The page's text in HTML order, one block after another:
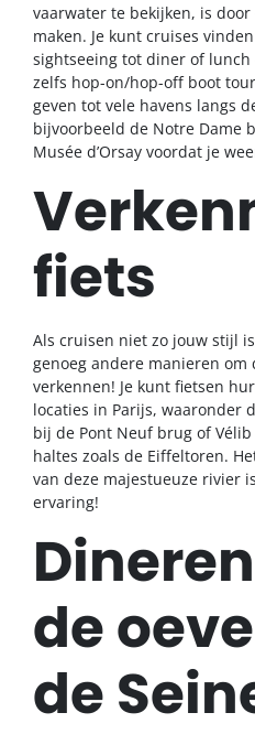
vaarwater te bekijken, is
maken. Je kunt cruises
sightseeing tot diner of
zelfs hop-on/hop-off boot
geven tot vele havens langs
bijvoorbeeld de Notre Dame
Musée d’Orsay voordat je
fiets
Als cruisen niet zo jouw stijl
genoeg andere manieren
verkennen! Je kunt fietsen
locaties in Parijs, waaronder
bij de Pont Neuf brug of
haltes zoals de Eiffeltoren.
van deze majestueuze rivier
ervaring!
de
de